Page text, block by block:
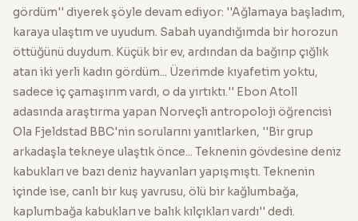
gördüm'' diyerek şöyle devam ediyor: ''Ağlamaya başladım,
karaya ulaştım ve uyudum. Sabah uyandığımda bir horozun
öttüğünü duydum. Küçük bir ev, ardından da bağırıp çığlık
atan iki yerli kadın gördüm... Üzerimde kıyafetim yoktu,
sadece iç çamaşırım vardı, o da yırtıktı.'' Ebon Atoll
adasında araştırma yapan Norveçli antropoloji öğrencisi
Ola Fjeldstad BBC'nin sorularını yanıtlarken, ''Bir grup
arkadaşla tekneye ulaştık önce... Teknenin gövdesine deniz
kabukları ve bazı deniz hayvanları yapışmıştı. Teknenin
içinde ise, canlı bir kuş yavrusu, ölü bir kağlumbağa,
kaplumbağa kabukları ve balık kılçıkları vardı'' dedi.